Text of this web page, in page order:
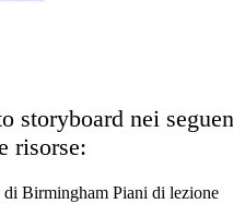
storyboard nei
risorse: